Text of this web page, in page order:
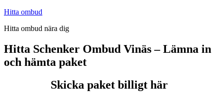
Hoppa
innehåll
Hitta ombud
Hitta ombud nära dig
Hitta Schenker Ombud Vinäs – Lämna in
och hämta paket
Skicka paket billigt här